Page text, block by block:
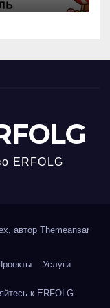
ERFOLG
автор Themeansar
Услуги
к ERFOLG